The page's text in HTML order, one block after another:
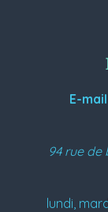
E-
94 rue de
lundi,